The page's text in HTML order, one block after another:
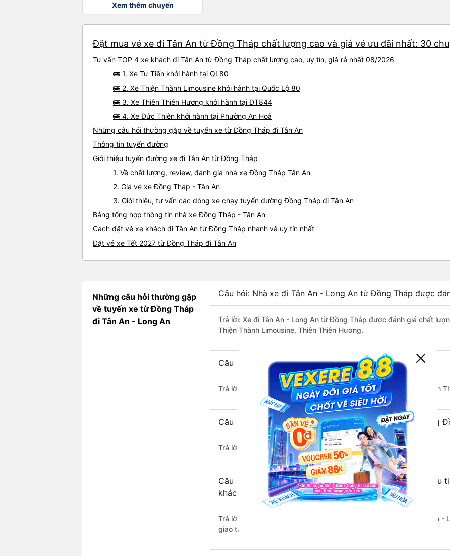
Xem thêm chuyến
Đặt mua vé xe đi Tân An từ Đồng Tháp chất lượng cao và giá vé ưu đãi nhất: 30
Tư vấn TOP 4 xe khách đi Tân An từ Đồng Tháp chất lượng cao, uy tín, giá rẻ nhất 08/2026
🚌 1. Xe Tư Tiến khởi hành tại QL80
🚌 2. Xe Thiện Thành Limousine khởi hành tại Quốc Lộ 80
🚌 3. Xe Thiên Thiên Hương khởi hành tại ĐT844
🚌 4. Xe Đức Thiên khởi hành tại Phường An Hoà
Những câu hỏi thường gặp về tuyến xe từ Đồng Tháp đi Tân An
Thông tin tuyến đường
Giới thiệu tuyến đường xe đi Tân An từ Đồng Tháp
1. Về chất lượng, review, đánh giá nhà xe Đồng Tháp Tân An
2. Giá vé xe Đồng Tháp - Tân An
3. Giới thiệu, tư vấn các dòng xe chạy tuyến đường Đồng Tháp đi Tân An
Bảng tổng hợp thông tin nhà xe Đồng Tháp - Tân An
Cách đặt vé xe khách đi Tân An từ Đồng Tháp nhanh và uy tín nhất
Đặt vé xe Tết 2027 từ Đồng Tháp đi Tân An
Những câu hỏi thường gặp
về tuyến xe từ Đồng Tháp
đi Tân An - Long An
Câu hỏi: Nhà xe đi Tân An - Long An từ Đồng Tháp được
Trả lời: Xe đi Tân An - Long An từ Đồng Tháp được đánh giá chất
Thiện Thành Limousine, Thiên Thiên Hương.
Câu hỏi: Xe nào đi Tân An - Long An có giá rẻ nhất?
Trả lời: Vé xe rẻ nhất có mức giá là 180.000 đồng của nhà xe Thiên
Câu hỏi: Có bao nhiêu nhà xe đang khai thác tuyến đường
Trả lời: Hiện tại có 4 nhà xe khai thác tuyến đường.
Câu hỏi: Từ Đồng Tháp đi Tân An - Long An mất bao nhiêu
khách?
Trả lời: Thời gian di chuyển bằng xe khách từ Đồng Tháp đi Tân An -
giao thông thuận lợi.